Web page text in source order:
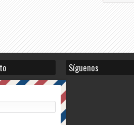
Síguenos